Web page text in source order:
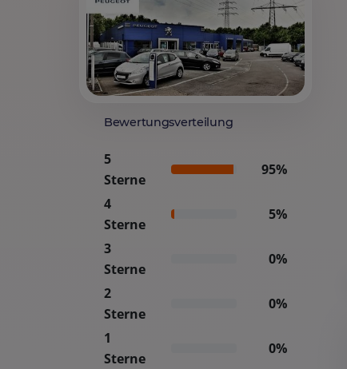
Bewertungsverteilung
5
Sterne
95%
4
Sterne
5%
3
Sterne
0%
2
Sterne
0%
1
Sterne
0%